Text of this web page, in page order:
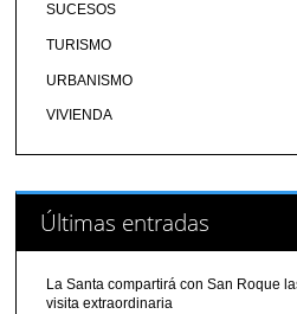
SUCESOS
TURISMO
URBANISMO
VIVIENDA
Últimas entradas
La Santa compartirá con San Roque
visita extraordinaria